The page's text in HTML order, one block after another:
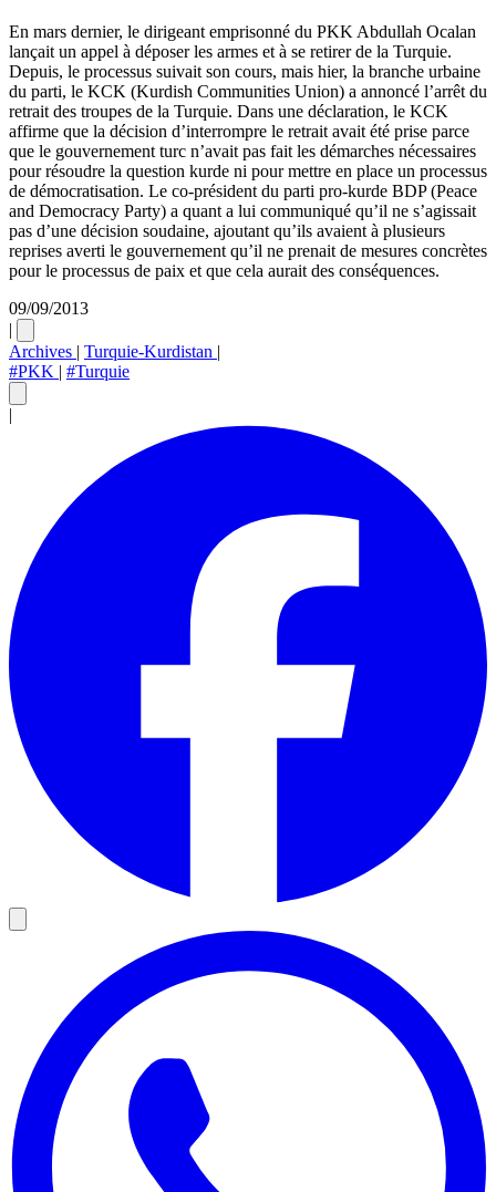
En mars dernier, le dirigeant emprisonné du PKK Abdullah Ocalan
lançait un appel à déposer les armes et à se retirer de la Turquie.
Depuis, le processus suivait son cours, mais hier, la branche urbaine
du parti, le KCK (Kurdish Communities Union) a annoncé l’arrêt du
retrait des troupes de la Turquie. Dans une déclaration, le KCK
affirme que la décision d’interrompre le retrait avait été prise parce
que le gouvernement turc n’avait pas fait les démarches nécessaires
pour résoudre la question kurde ni pour mettre en place un processus
de démocratisation. Le co-président du parti pro-kurde BDP (Peace
and Democracy Party) a quant a lui communiqué qu’il ne s’agissait
pas d’une décision soudaine, ajoutant qu’ils avaient à plusieurs
reprises averti le gouvernement qu’il ne prenait de mesures concrètes
pour le processus de paix et que cela aurait des conséquences.
09/09/2013
|
Archives | Turquie-Kurdistan |
#PKK | #Turquie
|